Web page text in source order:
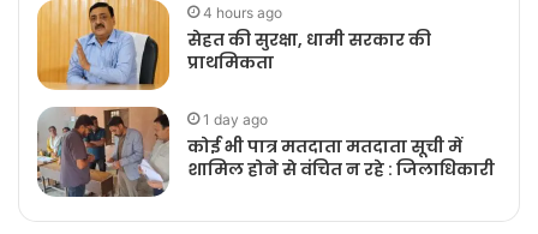
4 hours ago
सेहत की सुरक्षा, धामी सरकार की
प्राथमिकता
1 day ago
कोई भी पात्र मतदाता मतदाता सूची में
शामिल होने से वंचित न रहे : जिलाधिकारी